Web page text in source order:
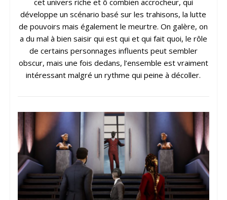
développe un scénario basé sur les trahisons, la lutte
de pouvoirs mais également le meurtre. On galère, on
a du mal à bien saisir qui est qui et qui fait quoi, le rôle
de certains personnages influents peut sembler
obscur, mais une fois dedans, l’ensemble est vraiment
intéressant malgré un rythme qui peine à décoller.